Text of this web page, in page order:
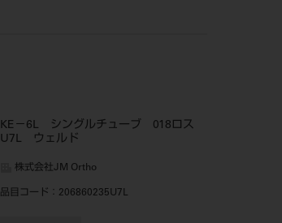
KE－6L シングルチューブ 018ロス
U7L ウェルド
株式会社JM Ortho
品目コード ：206860235U7L